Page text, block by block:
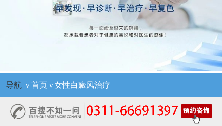
导航 ν 首页ν 女性白癜风治疗